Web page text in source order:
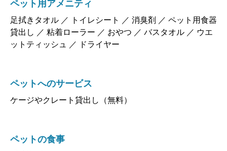
ペット用アメニティ
足拭きタオル ／ トイレシート ／ 消臭剤 ／ ペット用食器
貸出し ／ 粘着ローラー ／ おやつ ／ バスタオル ／ ウエ
ットティッシュ ／ ドライヤー
ペットへのサービス
ケージやクレート貸出し（無料）
ペットの食事